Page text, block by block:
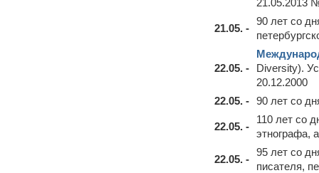
21.05.2013
21.05. -
90 лет со
22.05. -
Diversity).
20.12.2000
22.05. - 90 лет со
22.05. -
110 лет со
этнографа,
22.05. -
95 лет со
писателя,